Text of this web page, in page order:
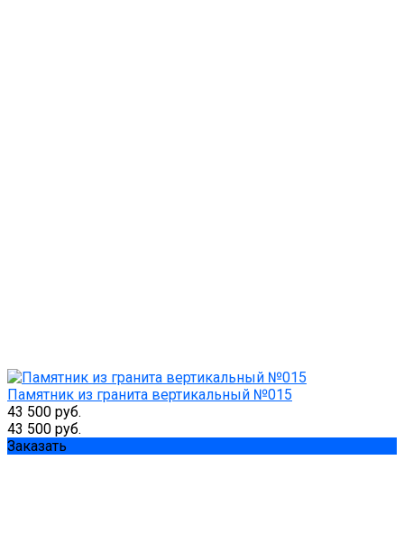
Памятник из гранита вертикальный №015
43 500 руб.
43 500 руб.
Заказать